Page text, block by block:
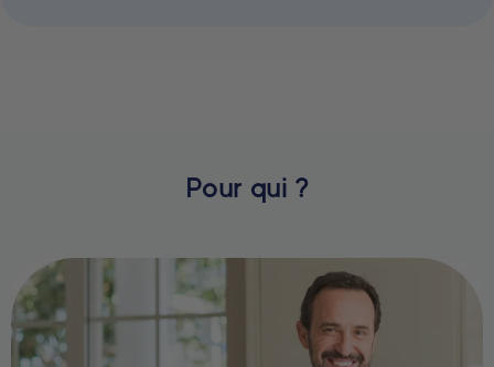
Pour qui ?